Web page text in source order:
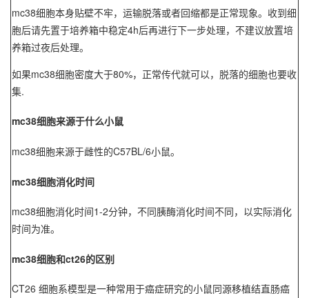
mc38细胞本身贴壁不牢，运输脱落或者回缩都是正常现象。收到细
胞后请先置于培养箱中稳定4h后再进行下一步处理，不建议放置培
养箱过夜后处理。
如果mc38细胞密度大于80%，正常传代就可以，脱落的细胞也要收
集.
mc38细胞来源于什么小鼠
mc38细胞来源于雌性的C57BL/6小鼠。
mc38细胞消化时间
mc38细胞消化时间1-2分钟，不同胰酶消化时间不同，以实际消化
时间为准。
mc38细胞和ct26的区别
CT26 细胞系模型是一种常用于癌症研究的小鼠同源移植结直肠癌